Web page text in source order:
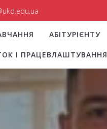
АБІТУРІЄНТУ
І ПРАЦЕВЛАШТУВАННЯ